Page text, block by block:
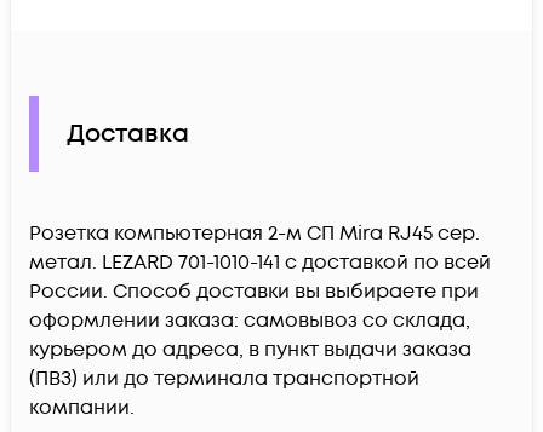
Доставка
Розетка компьютерная 2-м СП Mira RJ45 сер.
метал. LEZARD 701-1010-141 c доставкой по всей
России. Способ доставки вы выбираете при
оформлении заказа: самовывоз со склада,
курьером до адреса, в пункт выдачи заказа
(ПВЗ) или до терминала транспортной
компании.